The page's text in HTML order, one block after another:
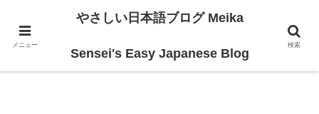
For Beginners
メニュー
やさしい日本語ブログ Meika
Sensei's Easy Japanese Blog
検索